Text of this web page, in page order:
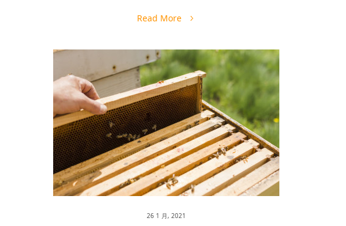
Read More
26 1 月, 2021